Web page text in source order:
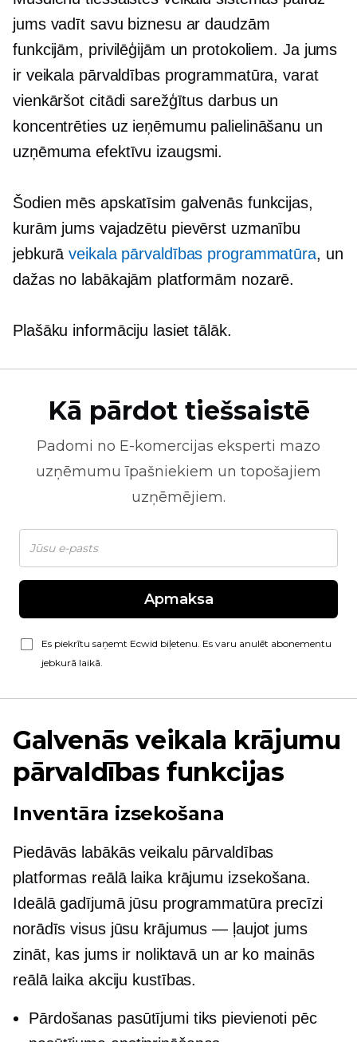
jums vadīt savu biznesu ar daudzām
funkcijām, privilēģijām un protokoliem. Ja jums
ir veikala pārvaldības programmatūra, varat
vienkāršot citādi sarežģītus darbus un
koncentrēties uz ieņēmumu palielināšanu un
uzņēmuma efektīvu izaugsmi.
Šodien mēs apskatīsim galvenās funkcijas,
kurām jums vajadzētu pievērst uzmanību
jebkurāveikala pārvaldības programmatūra, un
dažas no labākajām platformām nozarē.
Plašāku informāciju lasiet tālāk.
Kā pārdot tiešsaistē
Padomi no E-komercijas eksperti mazo
uzņēmumu īpašniekiem un topošajiem
uzņēmējiem.
Apmaksa
Es piekrītu saņemt Ecwid biļetenu. Es varu anulēt abonementu
jebkurā laikā.
Galvenās veikala krājumu
pārvaldības funkcijas
Inventāra izsekošana
Piedāvās labākās veikalu pārvaldības
platformas reālā laikakrājumu izsekošana.
Ideālā gadījumā jūsu programmatūra precīzi
norādīs visus jūsu krājumus — ļaujot jums
zināt, kas jums ir noliktavā un ar ko mainās
reālā laikaakciju kustības.
Pārdošanas pasūtījumi tiks pievienoti pēc